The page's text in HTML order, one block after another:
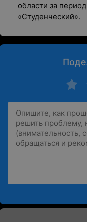
области за
«Студенческий».